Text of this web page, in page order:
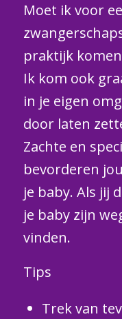
Moet ik voor
praktijk
Ik kom ook
in je eigen
door laten
Zachte en
bevorderen
je baby. Als jij
je baby zijn
vinden.
Tips
Trek van